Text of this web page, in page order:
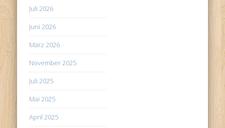
Juli 2026
Juni 2026
März 2026
November 2025
Juli 2025
Mai 2025
April 2025